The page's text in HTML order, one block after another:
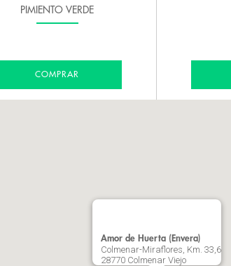
PIMIENTO VERDE
COMPRAR
Amor de Huerta (Envera)
Colmenar-Miraflores, Km. 33,6
28770 Colmenar Viejo